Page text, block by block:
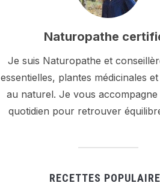
Naturopathe
Je suis Naturopathe et
essentielles, plantes médicinales
au naturel. Je vous
quotidien pour retrouver
RECETTES